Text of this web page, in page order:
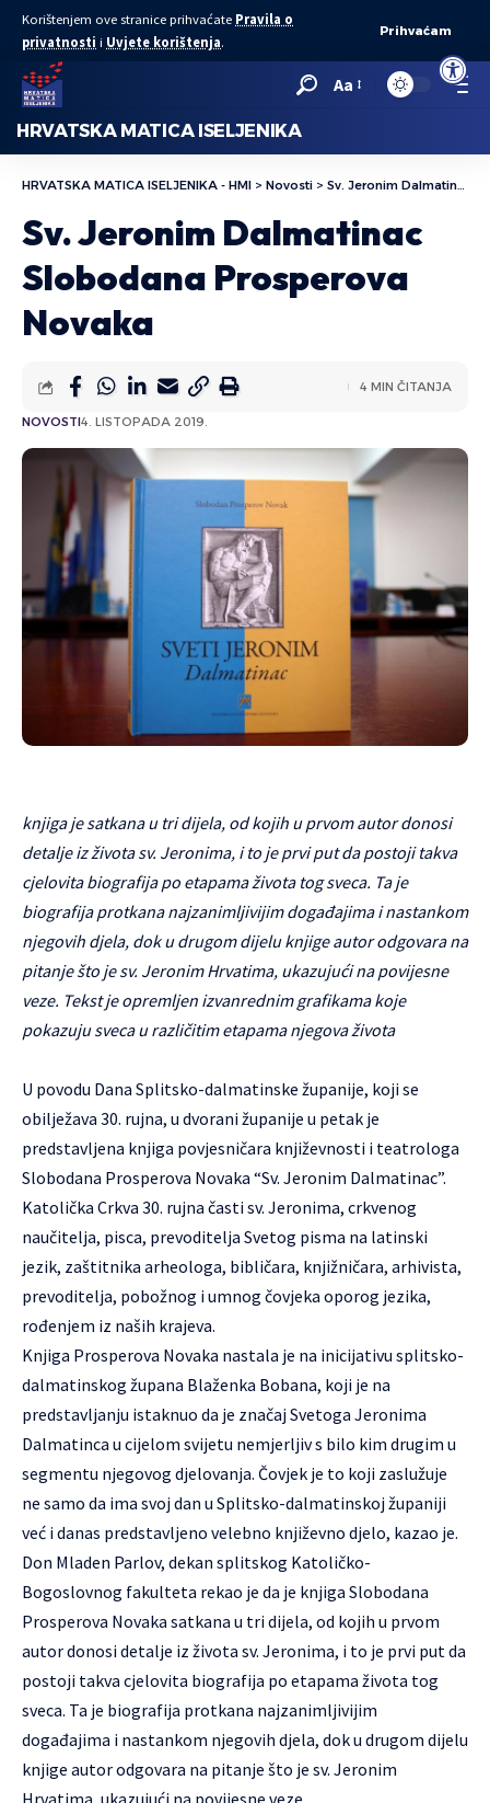
Open
Korištenjem ove stranice prihvaćate Pravila o
privatnosti i Uvjete korištenja.
Prihvaćam
Aa
HRVATSKA MATICA ISELJENIKA
HRVATSKA MATICA ISELJENIKA - HMI > Novosti > Sv. Jeronim Dalmatinac Slobodana Prosperova Novaka
Sv. Jeronim Dalmatinac
Slobodana Prosperova
Novaka
NOVOSTI4. LISTOPADA 2019.
4 MIN ČITANJA
knjiga je satkana u tri dijela, od kojih u prvom autor donosi
detalje iz života sv. Jeronima, i to je prvi put da postoji takva
cjelovita biografija po etapama života tog sveca. Ta je
biografija protkana najzanimljivijim događajima i nastankom
njegovih djela, dok u drugom dijelu knjige autor odgovara na
pitanje što je sv. Jeronim Hrvatima, ukazujući na povijesne
veze. Tekst je opremljen izvanrednim grafikama koje
pokazuju sveca u različitim etapama njegova života
U povodu Dana Splitsko-dalmatinske županije, koji se
obilježava 30. rujna, u dvorani županije u petak je
predstavljena knjiga povjesničara književnosti i teatrologa
Slobodana Prosperova Novaka “Sv. Jeronim Dalmatinac”.
Katolička Crkva 30. rujna časti sv. Jeronima, crkvenog
naučitelja, pisca, prevoditelja Svetog pisma na latinski
jezik, zaštitnika arheologa, bibličara, knjižničara, arhivista,
prevoditelja, pobožnog i umnog čovjeka oporog jezika,
rođenjem iz naših krajeva.
Knjiga Prosperova Novaka nastala je na inicijativu splitsko-
dalmatinskog župana Blaženka Bobana, koji je na
predstavljanju istaknuo da je značaj Svetoga Jeronima
Dalmatinca u cijelom svijetu nemjerljiv s bilo kim drugim u
segmentu njegovog djelovanja. Čovjek je to koji zaslužuje
ne samo da ima svoj dan u Splitsko-dalmatinskoj županiji
već i danas predstavljeno velebno književno djelo, kazao je.
Don Mladen Parlov, dekan splitskog Katoličko-
Bogoslovnog fakulteta rekao je da je knjiga Slobodana
Prosperova Novaka satkana u tri dijela, od kojih u prvom
autor donosi detalje iz života sv. Jeronima, i to je prvi put da
postoji takva cjelovita biografija po etapama života tog
sveca. Ta je biografija protkana najzanimljivijim
događajima i nastankom njegovih djela, dok u drugom dijelu
knjige autor odgovara na pitanje što je sv. Jeronim
Hrvatima, ukazujući na povijesne veze.